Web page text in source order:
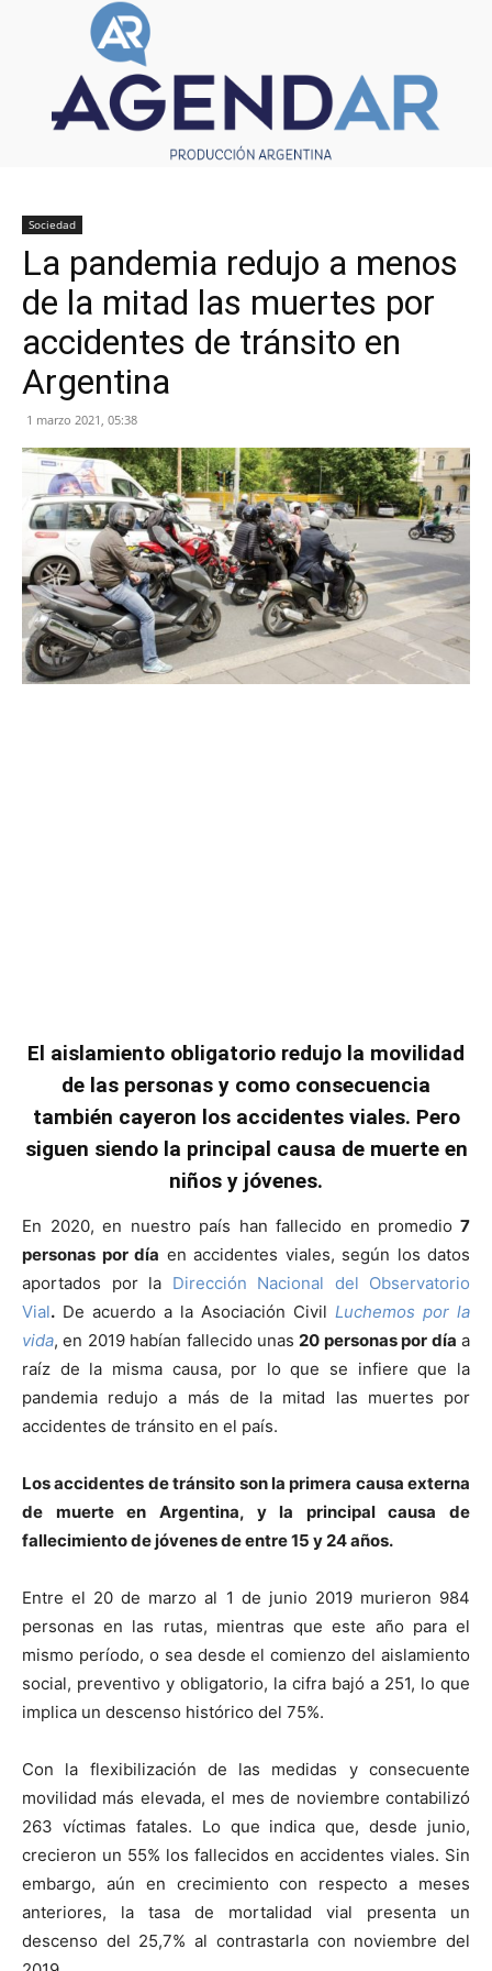
Sociedad
La pandemia redujo a menos
de la mitad las muertes por
accidentes de tránsito en
Argentina
1 marzo 2021, 05:38
El aislamiento obligatorio redujo la movilidad
de las personas y como consecuencia
también cayeron los accidentes viales. Pero
siguen siendo la principal causa de muerte en
niños y jóvenes.
En 2020, en nuestro país han fallecido en promedio 7
personas por día en accidentes viales, según los datos
aportados por la Dirección Nacional del Observatorio
Vial. De acuerdo a la Asociación Civil Luchemos por la
vida, en 2019 habían fallecido unas 20 personas por día a
raíz de la misma causa, por lo que se infiere que la
pandemia redujo a más de la mitad las muertes por
accidentes de tránsito en el país.
Los accidentes de tránsito son la primera causa externa
de muerte en Argentina, y la principal causa de
fallecimiento de jóvenes de entre 15 y 24 años.
Entre el 20 de marzo al 1 de junio 2019 murieron 984
personas en las rutas, mientras que este año para el
mismo período, o sea desde el comienzo del aislamiento
social, preventivo y obligatorio, la cifra bajó a 251, lo que
implica un descenso histórico del 75%.
Con la flexibilización de las medidas y consecuente
movilidad más elevada, el mes de noviembre contabilizó
263 víctimas fatales. Lo que indica que, desde junio,
crecieron un 55% los fallecidos en accidentes viales. Sin
embargo, aún en crecimiento con respecto a meses
anteriores, la tasa de mortalidad vial presenta un
descenso del 25,7% al contrastarla con noviembre del